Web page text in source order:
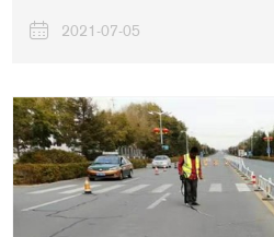
2021-07-05